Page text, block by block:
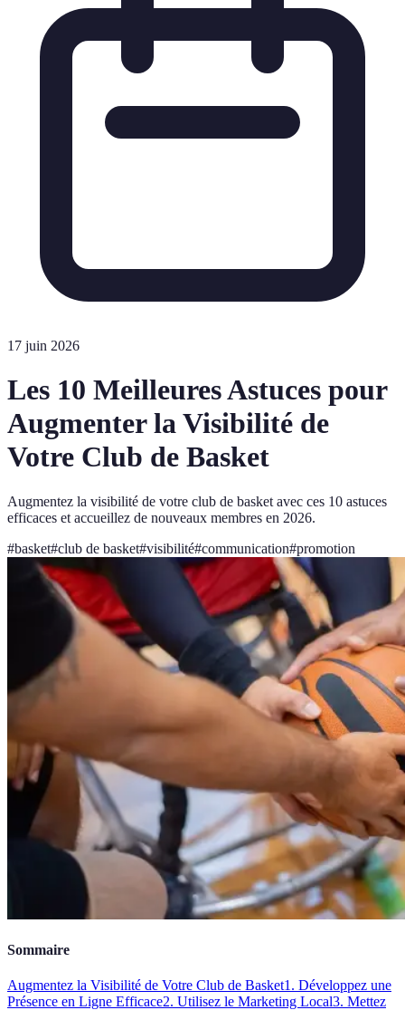
17 juin 2026
Les 10 Meilleures Astuces pour
Augmenter la Visibilité de
Votre Club de Basket
Augmentez la visibilité de votre club de basket avec ces 10 astuces
efficaces et accueillez de nouveaux membres en 2026.
#basket#club de basket#visibilité#communication#promotion
Sommaire
Augmentez la Visibilité de Votre Club de Basket1. Développez une
Présence en Ligne Efficace2. Utilisez le Marketing Local3. Mettez